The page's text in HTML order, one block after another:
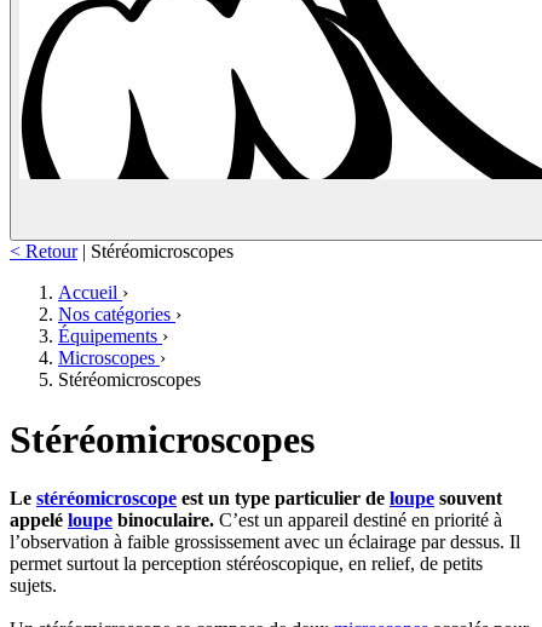
< Retour | Stéréomicroscopes
Accueil ›
Nos catégories ›
Équipements ›
Microscopes ›
Stéréomicroscopes
Stéréomicroscopes
Le stéréomicroscope est un type particulier de loupe souvent
appelé loupe binoculaire. C’est un appareil destiné en priorité à
l’observation à faible grossissement avec un éclairage par dessus. Il
permet surtout la perception stéréoscopique, en relief, de petits
sujets.